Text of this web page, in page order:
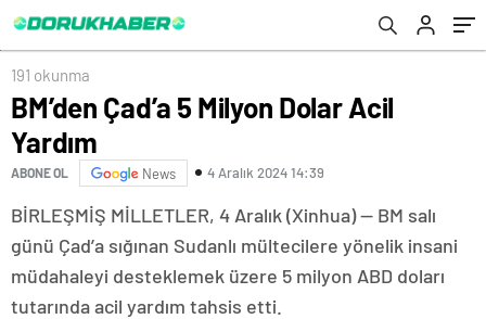
191 okunma
BM’den Çad’a 5 Milyon Dolar Acil
Yardım
ABONE OL News 4 Aralık 2024 14:39
BİRLEŞMİŞ MİLLETLER, 4 Aralık (Xinhua) — BM salı
günü Çad’a sığınan Sudanlı mültecilere yönelik insani
müdahaleyi desteklemek üzere 5 milyon ABD doları
tutarında acil yardım tahsis etti.